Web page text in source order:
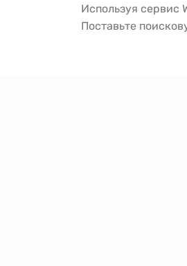
Используя сервис
Поставьте